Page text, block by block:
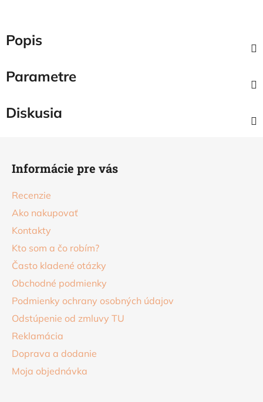
Popis
Parametre
Diskusia
Informácie pre vás
Recenzie
Ako nakupovať
Kontakty
Kto som a čo robím?
Často kladené otázky
Obchodné podmienky
Podmienky ochrany osobných údajov
Odstúpenie od zmluvy TU
Reklamácia
Doprava a dodanie
Moja objednávka